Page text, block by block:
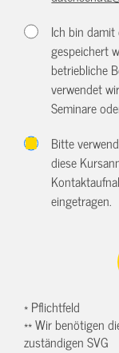
Ich bin damit
gespeichert
betriebliche
verwendet
Seminare
Bitte
diese
eingetragen.
* Pflichtfeld
** Wir benötigen
zuständigen SVG